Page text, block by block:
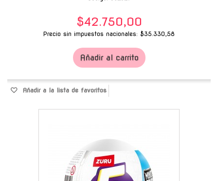
$42.750,00
Precio sin impuestos nacionales: $35.330,58
Añadir al carrito
Añadir a la lista de favoritos